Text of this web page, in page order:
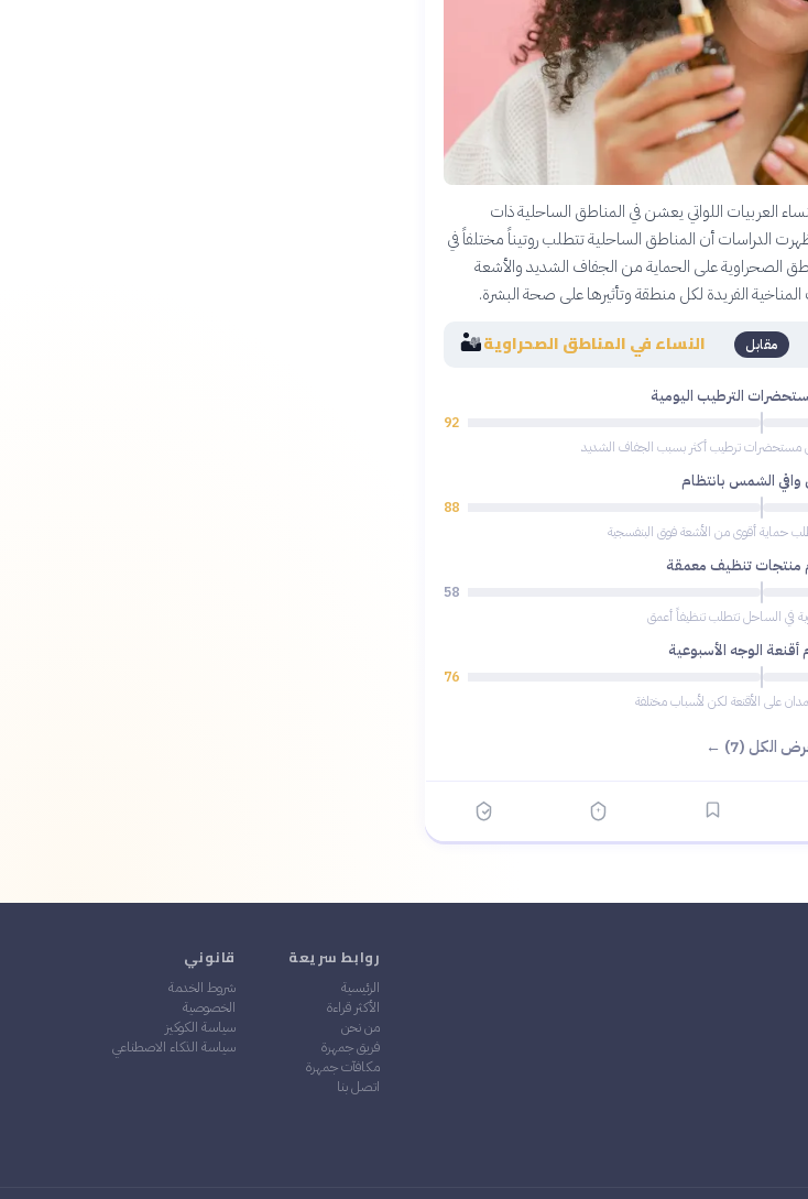
العربيات اللواتي يعشن في المناطق الساحلية ذات
الدراسات أن المناطق الساحلية تتطلب روتيناً مختلفاً في
الصحراوية على الحماية من الجفاف الشديد والأشعة
الفريدة لكل منطقة وتأثيرها على صحة البشرة.
مقابل النساء في المناطق الصحراوية🏜️
الترطيب اليومية
92
مستحضرات ترطيب أكثر بسبب الجفاف الشديد
واقي الشمس بانتظام
88
حماية أقوى من الأشعة فوق البنفسجية
منتجات تنظيف معمقة
58
في الساحل تتطلب تنظيفاً أعمق
الوجه الأسبوعية
76
على الأقنعة لكن لأسباب مختلفة
الكل (7) ←
روابط سريعة
الرئيسية
الأكثر قراءة
من نحن
فريق جمهرة
مكافآت جمهرة
اتصل بنا
قانوني
شروط الخدمة
الخصوصية
سياسة الكوكيز
سياسة الذكاء الاصطناعي